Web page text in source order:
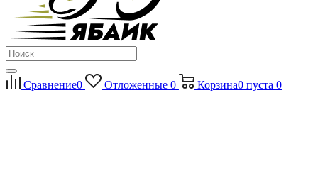
Сравнение0 Отложенные 0 Корзина0 пуста 0